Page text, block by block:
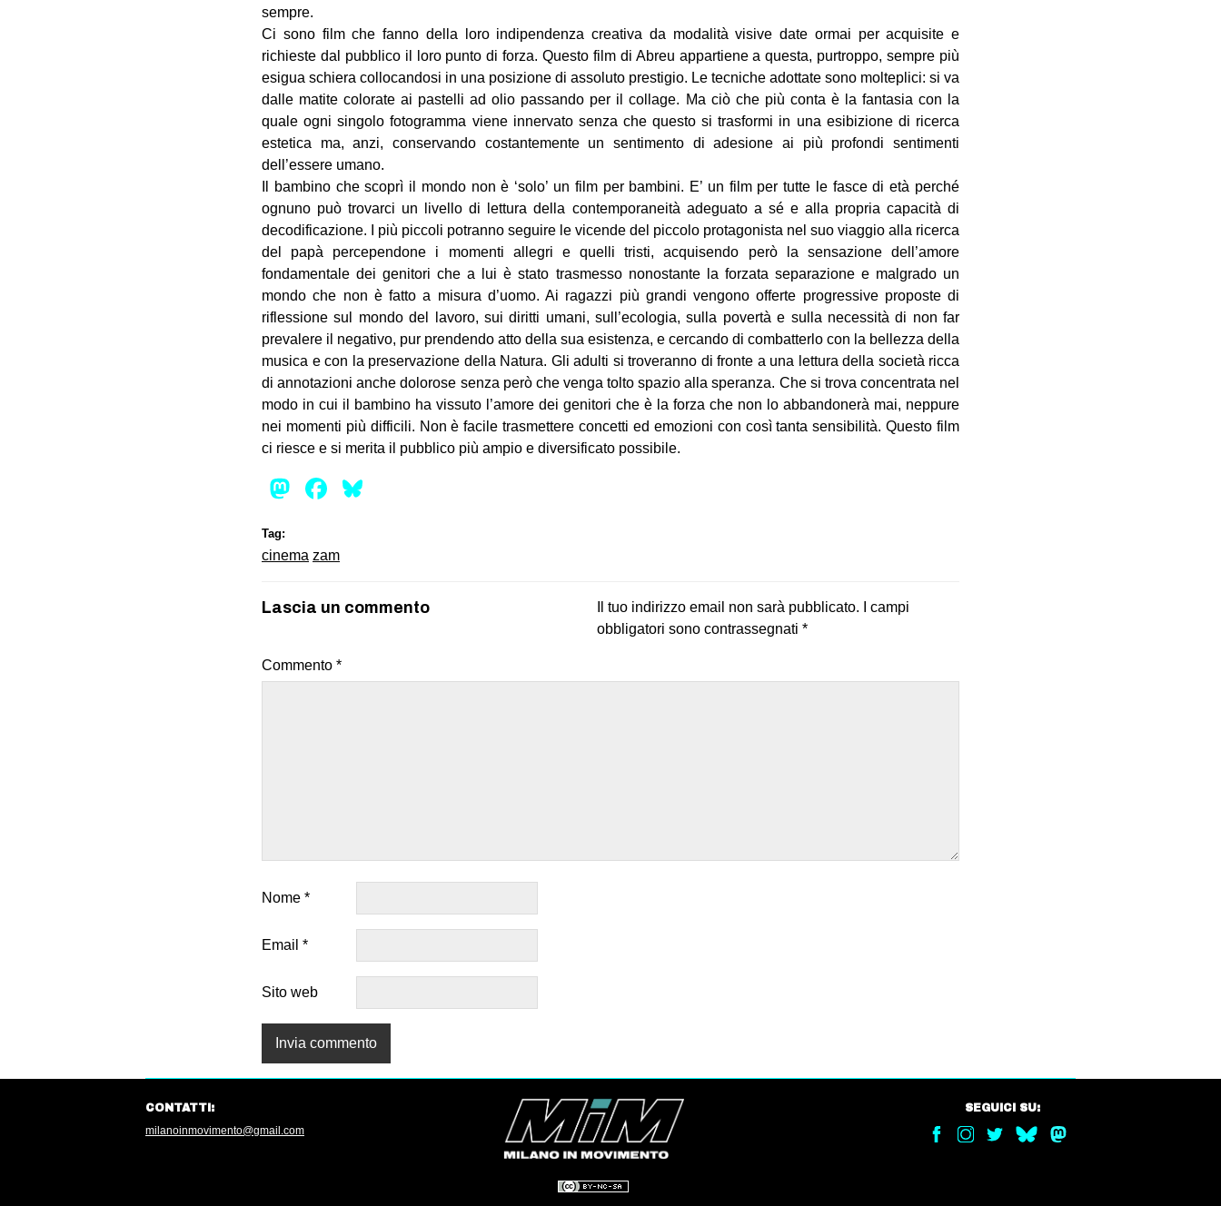
sempre.
Ci sono film che fanno della loro indipendenza creativa da modalità visive date ormai per acquisite e
richieste dal pubblico il loro punto di forza. Questo film di Abreu appartiene a questa, purtroppo, sempre più
esigua schiera collocandosi in una posizione di assoluto prestigio. Le tecniche adottate sono molteplici: si va
dalle matite colorate ai pastelli ad olio passando per il collage. Ma ciò che più conta è la fantasia con la
quale ogni singolo fotogramma viene innervato senza che questo si trasformi in una esibizione di ricerca
estetica ma, anzi, conservando costantemente un sentimento di adesione ai più profondi sentimenti
dell’essere umano.
Il bambino che scoprì il mondo non è ‘solo’ un film per bambini. E’ un film per tutte le fasce di età perché
ognuno può trovarci un livello di lettura della contemporaneità adeguato a sé e alla propria capacità di
decodificazione. I più piccoli potranno seguire le vicende del piccolo protagonista nel suo viaggio alla ricerca
del papà percependone i momenti allegri e quelli tristi, acquisendo però la sensazione dell’amore
fondamentale dei genitori che a lui è stato trasmesso nonostante la forzata separazione e malgrado un
mondo che non è fatto a misura d’uomo. Ai ragazzi più grandi vengono offerte progressive proposte di
riflessione sul mondo del lavoro, sui diritti umani, sull’ecologia, sulla povertà e sulla necessità di non far
prevalere il negativo, pur prendendo atto della sua esistenza, e cercando di combatterlo con la bellezza della
musica e con la preservazione della Natura. Gli adulti si troveranno di fronte a una lettura della società ricca
di annotazioni anche dolorose senza però che venga tolto spazio alla speranza. Che si trova concentrata nel
modo in cui il bambino ha vissuto l’amore dei genitori che è la forza che non lo abbandonerà mai, neppure
nei momenti più difficili. Non è facile trasmettere concetti ed emozioni con così tanta sensibilità. Questo film
ci riesce e si merita il pubblico più ampio e diversificato possibile.
Mastodon
Facebook
Tag:
cinema zam
Lascia un commento Il tuo indirizzo email non sarà pubblicato.
I campi
obbligatori sono contrassegnati *
Commento *
Nome *
Email *
Sito web
CONTATTI:
milanoinmovimento@gmail.com
SEGUICI SU: